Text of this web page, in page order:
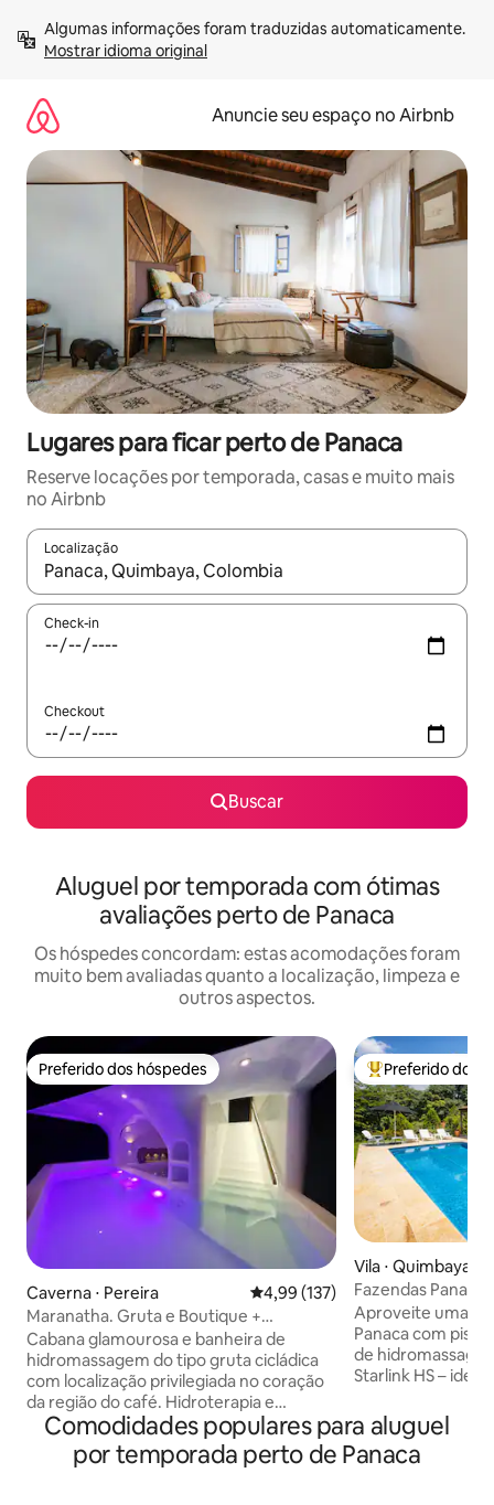
para
Mostrar idioma original
Anuncie seu espaço no Airbnb
Lugares para ficar perto de Panaca
Reserve locações por temporada, casas e muito mais
no Airbnb
Localização
Quando os resultados estiverem disponíveis, explore-os
Check-in
Checkout
Buscar
Aluguel por temporada com ótimas
avaliações perto de Panaca
Os hóspedes concordam: estas acomodações foram
muito bem avaliadas quanto a localização, limpeza e
outros aspectos.
Preferido dos hóspedes
Preferido dos hóspedes
Caverna ⋅ Pereira 4,99 de uma avaliação média de
4,99 (137)
Maranatha. Gruta e Boutique +
Hidroterapia
Cabana glamourosa e banheira de
hidromassagem do tipo gruta cicládica
com localização privilegiada no coração
da região do café. Hidroterapia e
exibição de luz noturna, trilha ecológica,
observação de pássaros, borboletas,
vida selvagem, vista panorâmica para o
Entre os
Preferido dos
Vila ⋅ Quimbaya
Fazendas Panaca
Jacuzzi
Aproveite uma
Panaca com
de
Starlink HS –
Colômbia. Fuja para Jagüey 21, uma vila
exclusiva em
mais bem
Comodidades populares para aluguel
por temporada perto de Panaca